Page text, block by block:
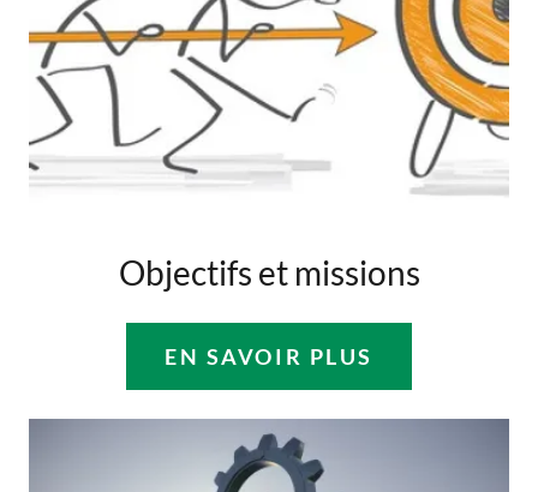
Objectifs et missions
EN SAVOIR PLUS